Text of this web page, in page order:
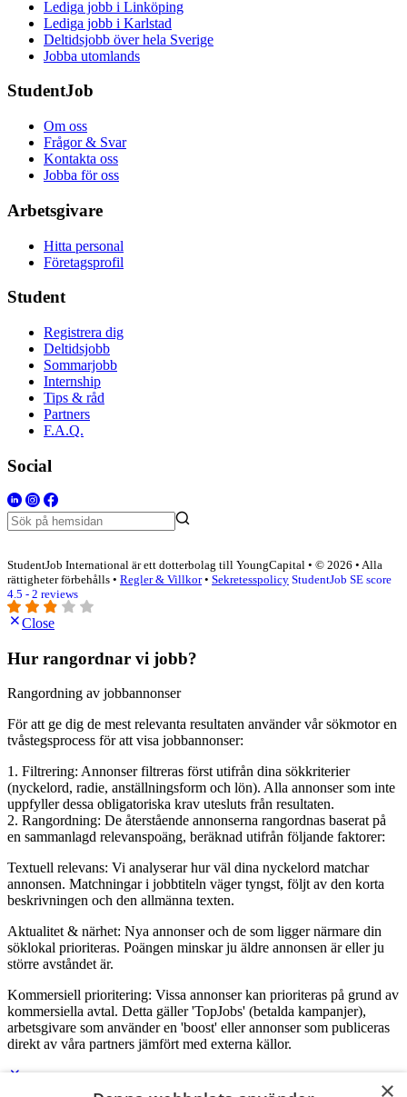
Lediga jobb i Linköping
Lediga jobb i Karlstad
Deltidsjobb över hela Sverige
Jobba utomlands
StudentJob
Om oss
Frågor & Svar
Kontakta oss
Jobba för oss
Arbetsgivare
Hitta personal
Företagsprofil
Student
Registrera dig
Deltidsjobb
Sommarjobb
Internship
Tips & råd
Partners
F.A.Q.
Social
StudentJob International är ett dotterbolag till YoungCapital • © 2026 • Alla
rättigheter förbehålls • Regler & Villkor• Sekretesspolicy StudentJob SE score
4.5 - 2 reviews
Close
Hur rangordnar vi jobb?
Rangordning av jobbannonser
För att ge dig de mest relevanta resultaten använder vår sökmotor en
tvåstegsprocess för att visa jobbannonser:
1. Filtrering: Annonser filtreras först utifrån dina sökkriterier
(nyckelord, radie, anställningsform och lön). Alla annonser som inte
uppfyller dessa obligatoriska krav utesluts från resultaten.
2. Rangordning: De återstående annonserna rangordnas baserat på
en sammanlagd relevanspoäng, beräknad utifrån följande faktorer:
Textuell relevans: Vi analyserar hur väl dina nyckelord matchar
annonsen. Matchningar i jobbtiteln väger tyngst, följt av den korta
beskrivningen och den allmänna texten.
Aktualitet & närhet: Nya annonser och de som ligger närmare din
söklokal prioriteras. Poängen minskar ju äldre annonsen är eller ju
större avståndet är.
Kommersiell prioritering: Vissa annonser kan prioriteras på grund av
kommersiella avtal. Detta gäller 'TopJobs' (betalda kampanjer),
arbetsgivare som använder en 'boost' eller annonser som publiceras
direkt av våra partners jämfört med externa källor.
×